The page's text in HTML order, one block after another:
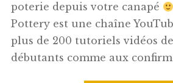
poterie depuis votre canapé
Pottery est une chaîne
plus de 200 tutoriels vidéos
débutants comme aux